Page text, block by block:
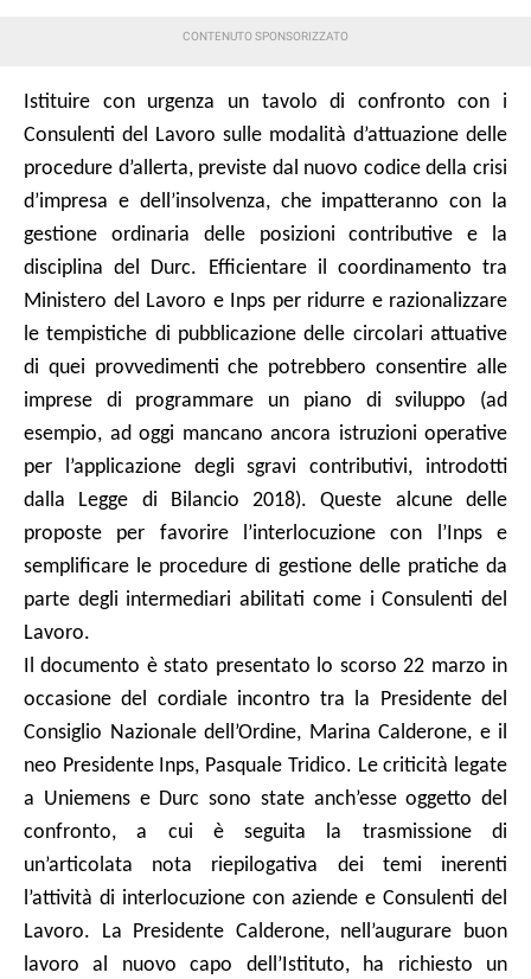
Istituire con urgenza un tavolo di confronto con i
Consulenti del Lavoro sulle modalità d’attuazione delle
procedure d’allerta, previste dal nuovo codice della crisi
d’impresa e dell’insolvenza, che impatteranno con la
gestione ordinaria delle posizioni contributive e la
disciplina del Durc. Efficientare il coordinamento tra
Ministero del Lavoro e Inps per ridurre e razionalizzare
le tempistiche di pubblicazione delle circolari attuative
di quei provvedimenti che potrebbero consentire alle
imprese di programmare un piano di sviluppo (ad
esempio, ad oggi mancano ancora istruzioni operative
per l’applicazione degli sgravi contributivi, introdotti
dalla Legge di Bilancio 2018). Queste alcune delle
proposte per favorire l’interlocuzione con l’Inps e
semplificare le procedure di gestione delle pratiche da
parte degli intermediari abilitati come i Consulenti del
Lavoro.
Il documento è stato presentato lo scorso 22 marzo in
occasione del cordiale incontro tra la Presidente del
Consiglio Nazionale dell’Ordine, Marina Calderone, e il
neo Presidente Inps, Pasquale Tridico. Le criticità legate
a Uniemens e Durc sono state anch’esse oggetto del
confronto, a cui è seguita la trasmissione di
un’articolata nota riepilogativa dei temi inerenti
l’attività di interlocuzione con aziende e Consulenti del
Lavoro. La Presidente Calderone, nell’augurare buon
lavoro al nuovo capo dell’Istituto, ha richiesto un